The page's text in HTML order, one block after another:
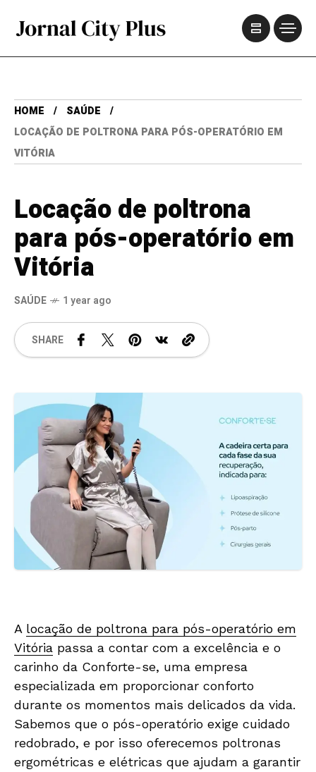
HOME
SAÚDE
LOCAÇÃO DE POLTRONA PARA PÓS-OPERATÓRIO EM
VITÓRIA
Locação de poltrona
para pós-operatório em
Vitória
SAÚDE 1 year ago
SHARE
A locação de poltrona para pós-operatório em
Vitória passa a contar com a excelência e o
carinho da Conforte-se, uma empresa
especializada em proporcionar conforto
durante os momentos mais delicados da vida.
Sabemos que o pós-operatório exige cuidado
redobrado, e por isso oferecemos poltronas
ergométricas e elétricas que ajudam a garantir